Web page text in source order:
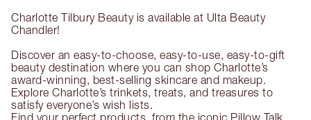
Charlotte Tilbury Beauty is available at Ulta Beauty
Chandler!
Discover an easy-to-choose, easy-to-use, easy-to-gift
beauty destination where you can shop Charlotte’s
award-winning, best-selling skincare and makeup.
Explore Charlotte’s trinkets, treats, and treasures to
satisfy everyone’s wish lists.